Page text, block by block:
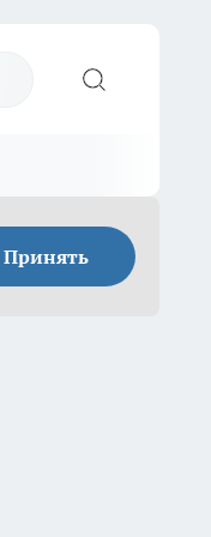
Принять